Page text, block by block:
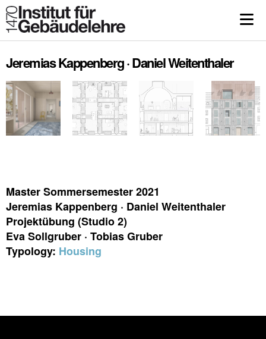
Jeremias Kappenberg · Daniel Weitenthaler
Master Sommersemester 2021
Jeremias Kappenberg · Daniel Weitenthaler
Projektübung (Studio 2)
Eva Sollgruber · Tobias Gruber
Typology: Housing